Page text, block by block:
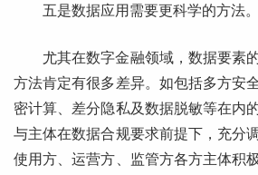
五是数据应用需要更科学的方法。
尤其在数字金融领域，数据要素
方法肯定有很多差异。如包括多方安
密计算、差分隐私及数据脱敏等在内
与主体在数据合规要求前提下，充分
使用方、运营方、监管方各方主体积